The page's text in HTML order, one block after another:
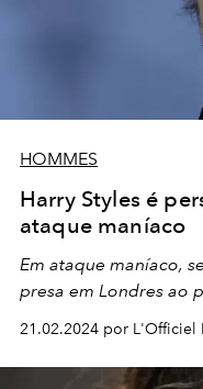
HOMMES
Harry Styles é
ataque maníaco
Em ataque maníaco,
presa em Londres ao
21.02.2024 por L'Officiel